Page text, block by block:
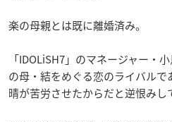
楽の母親とは既に離婚済み。
「IDOLiSH7」のマネージャー・
の母・結をめぐる恋のライバル
晴が苦労させたからだと逆恨みし